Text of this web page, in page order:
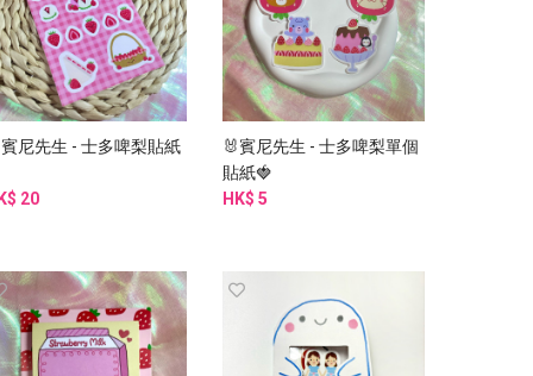
尼先生 - 士多啤梨貼紙
20
🐰賓尼先生 - 士多啤梨單個
貼紙🍓
HK$ 5